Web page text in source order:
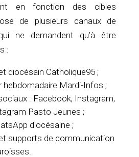
en fonction des cibles
de plusieurs canaux de
ne demandent qu’à être
:
diocésain Catholique95 ;
hebdomadaire Mardi-Infos ;
: Facebook, Instagram,
Pasto Jeunes ;
diocésaine ;
supports de communication